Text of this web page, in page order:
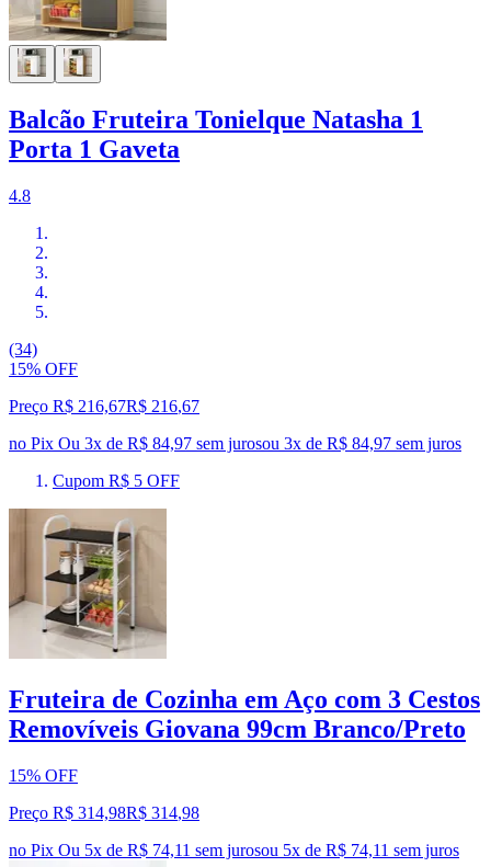
Balcão Fruteira Tonielque Natasha 1
Porta 1 Gaveta
4.8
(34)
15% OFF
Preço R$ 216,67R$ 216,67
no Pix Ou 3x de R$ 84,97 sem jurosou 3x de R$ 84,97 sem juros
Cupom R$ 5 OFF
Fruteira de Cozinha em Aço com 3 Cestos
Removíveis Giovana 99cm Branco/Preto
15% OFF
Preço R$ 314,98R$ 314,98
no Pix Ou 5x de R$ 74,11 sem jurosou 5x de R$ 74,11 sem juros